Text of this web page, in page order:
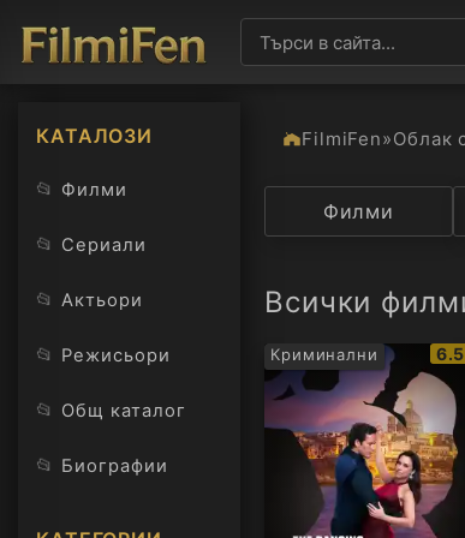
КАТАЛОЗИ
📂 Филми
📂 Сериали
📂 Актьори
📂 Режисьори
📂 Общ каталог
📂 Биографии
FilmiFen»Облак
Категория
Филми
Всички
Криминални 6.5